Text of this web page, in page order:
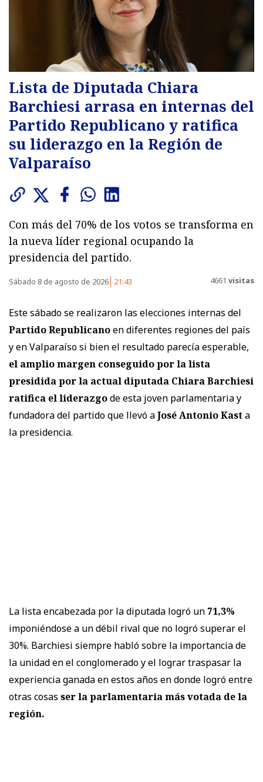
Lista de Diputada Chiara
Barchiesi arrasa en internas del
Partido Republicano y ratifica
su liderazgo en la Región de
Valparaíso
Con más del 70% de los votos se transforma en
la nueva líder regional ocupando la
presidencia del partido.
Sábado 8 de agosto de 2026 21:43 4661 visitas
Este sábado se realizaron las elecciones internas del
Partido Republicanoen diferentes regiones del país
y en Valparaíso si bien el resultado parecía esperable,
el amplio margen conseguido por la lista
presidida por la actual diputada Chiara Barchiesi
ratifica el liderazgode esta joven parlamentaria y
fundadora del partido que llevó aJosé Antonio Kasta
la presidencia.
La lista encabezada por la diputada logró un 71,3%
imponiéndose a un débil rival que no logró superar el
30%. Barchiesi siempre habló sobre la importancia de
la unidad en el conglomerado y el lograr traspasar la
experiencia ganada en estos años en donde logró entre
otras cosas ser la parlamentaria más votada de la
región.